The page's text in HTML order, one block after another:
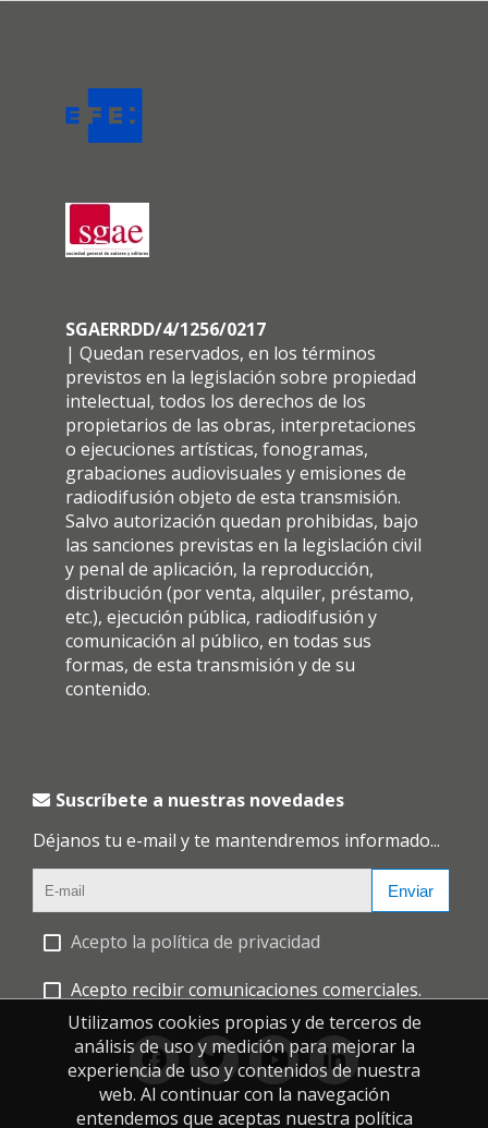
SGAERRDD/4/1256/0217
| Quedan reservados, en los términos
previstos en la legislación sobre propiedad
intelectual, todos los derechos de los
propietarios de las obras, interpretaciones
o ejecuciones artísticas, fonogramas,
grabaciones audiovisuales y emisiones de
radiodifusión objeto de esta transmisión.
Salvo autorización quedan prohibidas, bajo
las sanciones previstas en la legislación civil
y penal de aplicación, la reproducción,
distribución (por venta, alquiler, préstamo,
etc.), ejecución pública, radiodifusión y
comunicación al público, en todas sus
formas, de esta transmisión y de su
contenido.
Suscríbete a nuestras novedades
Déjanos tu e-mail y te mantendremos informado...
Enviar
Acepto la política de privacidad
Acepto recibir comunicaciones comerciales.
Utilizamos cookies propias y de terceros de
análisis de uso y medición para mejorar la
experiencia de uso y contenidos de nuestra
web. Al continuar con la navegación
entendemos que aceptas nuestra política